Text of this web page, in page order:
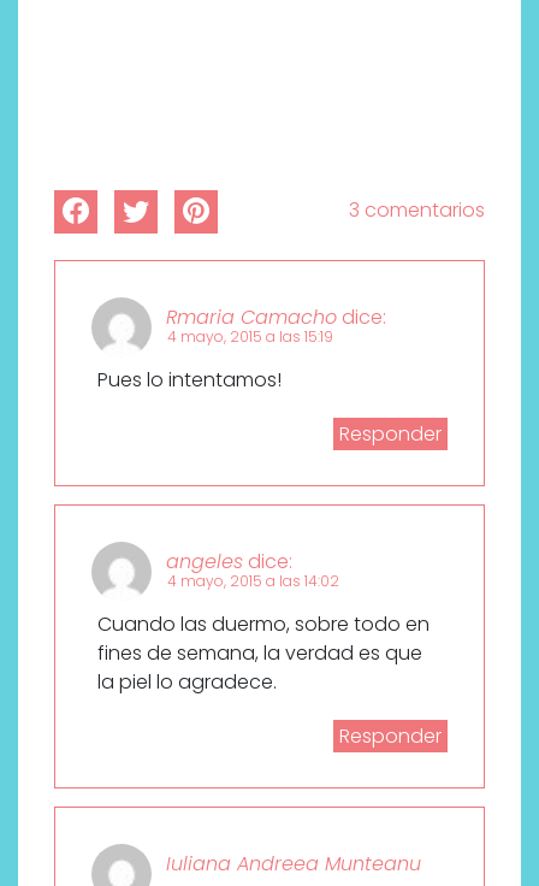
3 comentarios
Rmaria Camacho dice:
4 mayo, 2015 a las 15:19
Pues lo intentamos!
Responder
angeles dice:
4 mayo, 2015 a las 14:02
Cuando las duermo, sobre todo en
fines de semana, la verdad es que
la piel lo agradece.
Responder
Iuliana Andreea Munteanu